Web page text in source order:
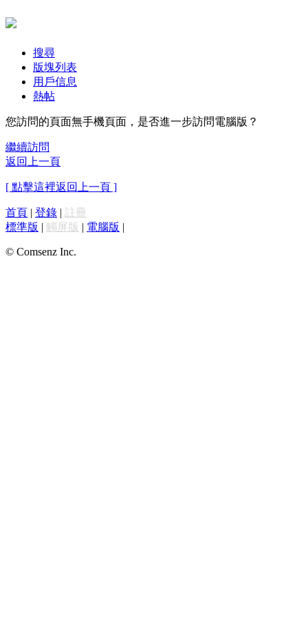
搜尋
版塊列表
用戶信息
熱帖
您訪問的頁面無手機頁面，是否進一步訪問電腦版？
繼續訪問
返回上一頁
[ 點擊這裡返回上一頁 ]
首頁 | 登錄 | 註冊
標準版 | 觸屏版 | 電腦版 |
© Comsenz Inc.